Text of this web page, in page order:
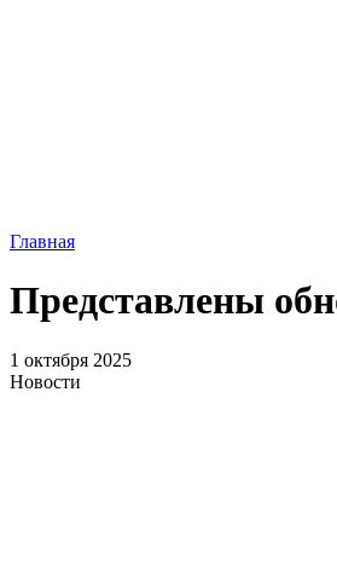
Главная
Представлены
1 октября 2025
Новости